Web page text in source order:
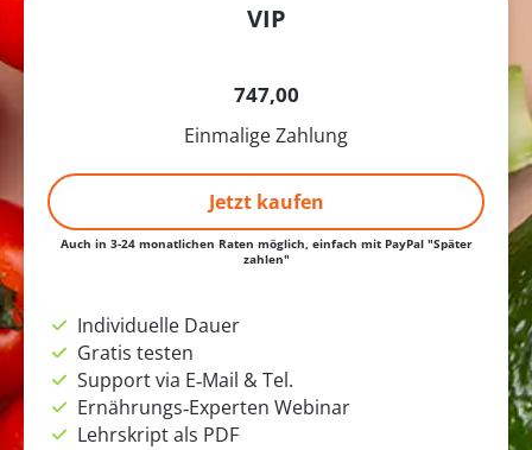
VIP
747,00
Einmalige Zahlung
Jetzt kaufen
Auch in 3-24 monatlichen Raten möglich, einfach mit PayPal "Später
zahlen"
Individuelle Dauer
Gratis testen
Support via E‑Mail & Tel.
Ernährungs‑Experten Webinar
Lehrskript als PDF